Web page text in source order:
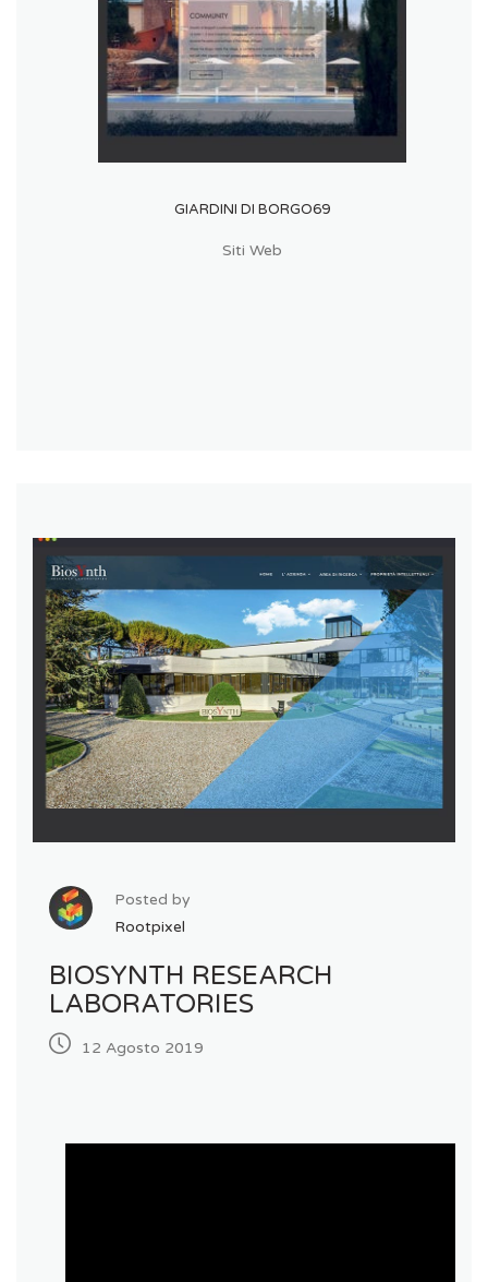
GIARDINI DI BORGO69
Siti Web
Posted by
Rootpixel
BIOSYNTH RESEARCH
LABORATORIES
12 Agosto 2019